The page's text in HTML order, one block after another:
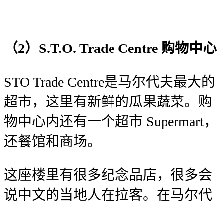
（2）S.T.O. Trade Centre 购物中心
STO Trade Centre是马尔代夫最大的
超市，这里有新鲜的瓜果蔬菜。购
物中心内还有一个超市 Supermart，
还餐馆和商场。
这座楼里有很多纪念品店，很多会
说中文的当地人在拉客。在马尔代